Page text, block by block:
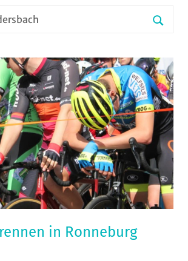
in Ronneburg